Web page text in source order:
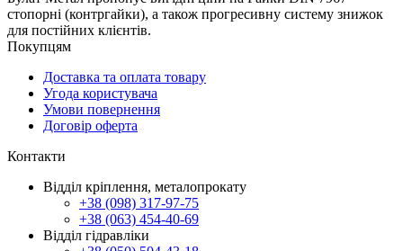
стопорні (контргайки), а також прогресивну систему знижок
для постійних клієнтів.
Покупцям
Доставка та оплата товару
Угода користувача
Умови повернення
Договір оферта
Контакти
Відділ кріплення, металопрокату
+38 (098) 317-97-75
+38 (063) 454-40-69
Відділ гідравліки